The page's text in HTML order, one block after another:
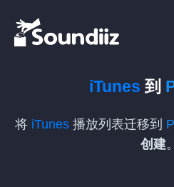
iTunes 到
将 iTunes 播放列表迁移到
创建。